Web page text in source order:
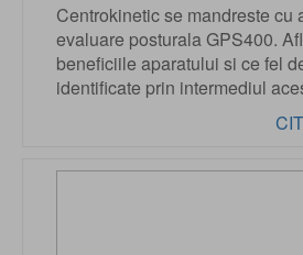
Centrokinetic se mandreste cu
evaluare posturala GPS400.
beneficiile aparatului si ce fel
identificate prin intermediul